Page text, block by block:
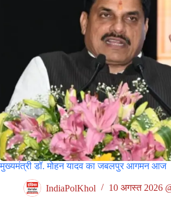
मुख्‍यमंत्री डॉ. मोहन यादव का जबलपुर आगमन आज
IndiaPolKhol 10 अगस्त 2026 @